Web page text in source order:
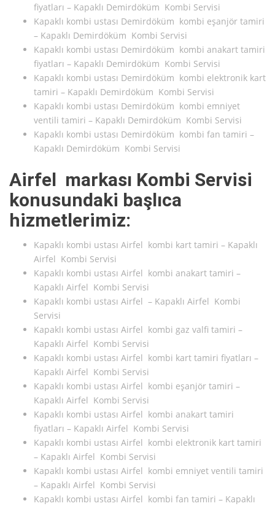
fiyatları – Kapaklı Demirdöküm Kombi Servisi
Kapaklı kombi ustası Demirdöküm kombi eşanjör tamiri
– Kapaklı Demirdöküm Kombi Servisi
Kapaklı kombi ustası Demirdöküm kombi anakart tamiri
fiyatları – Kapaklı Demirdöküm Kombi Servisi
Kapaklı kombi ustası Demirdöküm kombi elektronik kart
tamiri – Kapaklı Demirdöküm Kombi Servisi
Kapaklı kombi ustası Demirdöküm kombi emniyet
ventili tamiri – Kapaklı Demirdöküm Kombi Servisi
Kapaklı kombi ustası Demirdöküm kombi fan tamiri –
Kapaklı Demirdöküm Kombi Servisi
Airfel markası Kombi Servisi
konusundaki başlıca
hizmetlerimiz:
Kapaklı kombi ustası Airfel kombi kart tamiri – Kapaklı
Airfel Kombi Servisi
Kapaklı kombi ustası Airfel kombi anakart tamiri –
Kapaklı Airfel Kombi Servisi
Kapaklı kombi ustası Airfel – Kapaklı Airfel Kombi
Servisi
Kapaklı kombi ustası Airfel kombi gaz valfi tamiri –
Kapaklı Airfel Kombi Servisi
Kapaklı kombi ustası Airfel kombi kart tamiri fiyatları –
Kapaklı Airfel Kombi Servisi
Kapaklı kombi ustası Airfel kombi eşanjör tamiri –
Kapaklı Airfel Kombi Servisi
Kapaklı kombi ustası Airfel kombi anakart tamiri
fiyatları – Kapaklı Airfel Kombi Servisi
Kapaklı kombi ustası Airfel kombi elektronik kart tamiri
– Kapaklı Airfel Kombi Servisi
Kapaklı kombi ustası Airfel kombi emniyet ventili tamiri
– Kapaklı Airfel Kombi Servisi
Kapaklı kombi ustası Airfel kombi fan tamiri – Kapaklı